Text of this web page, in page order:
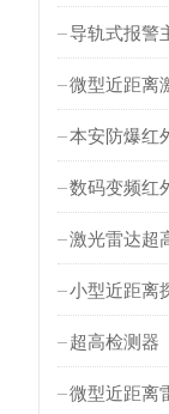
导轨式报警
微型近距离
本安防爆红
数码变频红
激光雷达超
小型近距离
超高检测器
微型近距离